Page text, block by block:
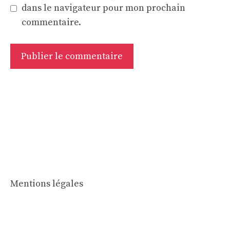
dans le navigateur pour mon prochain
commentaire.
Mentions légales